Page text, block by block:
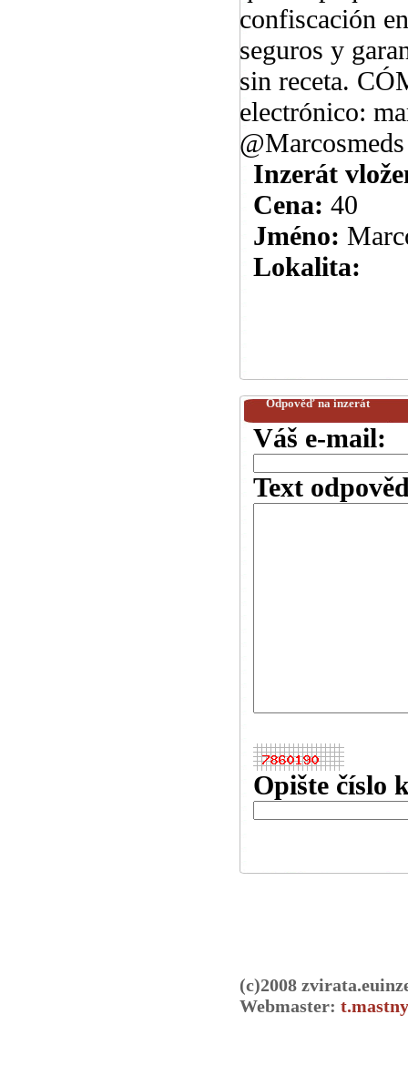
confiscación
seguros y
sin receta.
electrónico:
@Marcosmeds
Inzerát
Cena: 40
Jméno:
Lokalita:
Odpověď na inzerát
Váš e-mail:
Text
Opište číslo
(c)2008
Webmaster: